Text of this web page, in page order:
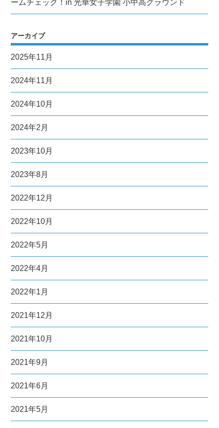
ームチェック！in 光華女子学園 小中高グラウンド
アーカイブ
2025年11月
2024年11月
2024年10月
2024年2月
2023年10月
2023年8月
2022年12月
2022年10月
2022年5月
2022年4月
2022年1月
2021年12月
2021年10月
2021年9月
2021年6月
2021年5月